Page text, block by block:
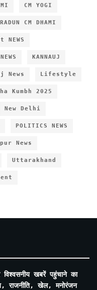
CM YOGI
CM DHAMI
KANNAUJ
News Lifestyle
Kumbh 2025
New Delhi
POLITICS NEWS
News
Uttarakhand
खबरें पहुंचाने का
राजनीति, खेल, मनोरंजन